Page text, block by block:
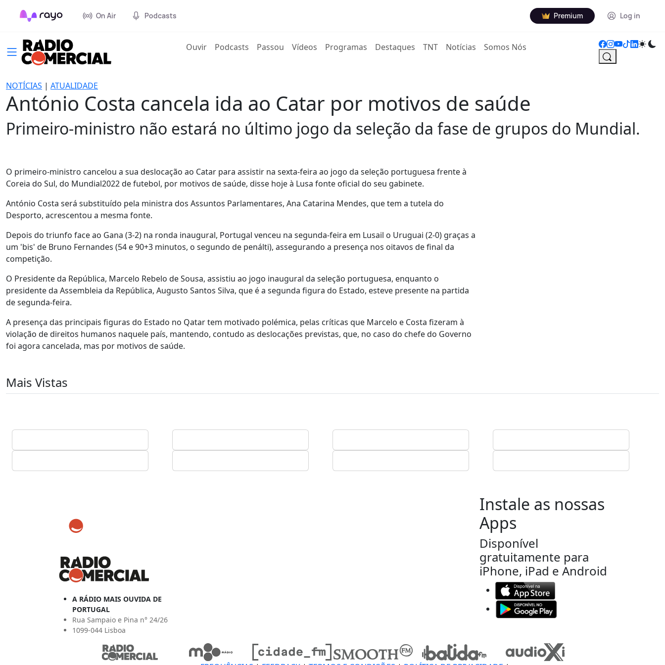
On Air Podcasts Premium Log in
Ouvir(current)
Podcasts Passou Vídeos Programas Destaques TNT Notícias Somos Nós
NOTÍCIAS | ATUALIDADE
António Costa cancela ida ao Catar por motivos de saúde
Primeiro-ministro não estará no último jogo da seleção da fase de grupos do Mundial.
O primeiro-ministro cancelou a sua deslocação ao Catar para assistir na sexta-feira ao jogo da seleção portuguesa frente à
Coreia do Sul, do Mundial2022 de futebol, por motivos de saúde, disse hoje à Lusa fonte oficial do seu gabinete.
António Costa será substituído pela ministra dos Assuntos Parlamentares, Ana Catarina Mendes, que tem a tutela do
Desporto, acrescentou a mesma fonte.
Depois do triunfo face ao Gana (3-2) na ronda inaugural, Portugal venceu na segunda-feira em Lusail o Uruguai (2-0) graças a
um 'bis' de Bruno Fernandes (54 e 90+3 minutos, o segundo de penálti), assegurando a presença nos oitavos de final da
competição.
O Presidente da República, Marcelo Rebelo de Sousa, assistiu ao jogo inaugural da seleção portuguesa, enquanto o
presidente da Assembleia da República, Augusto Santos Silva, que é a segunda figura do Estado, esteve presente na partida
de segunda-feira.
A presença das principais figuras do Estado no Qatar tem motivado polémica, pelas críticas que Marcelo e Costa fizeram à
violação de direitos humanos naquele país, mantendo, contudo as deslocações previstas, que, no caso do chefe do Governo
foi agora cancelada, mas por motivos de saúde.
Mais Vistas
A RÁDIO MAIS OUVIDA DE
PORTUGAL
Rua Sampaio e Pina n° 24/26
1099-044 Lisboa
Instale as nossas
Apps
Disponível
gratuitamente para
iPhone, iPad e Android